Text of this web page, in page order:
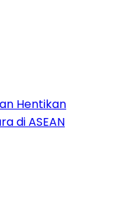
Hentikan
di ASEAN